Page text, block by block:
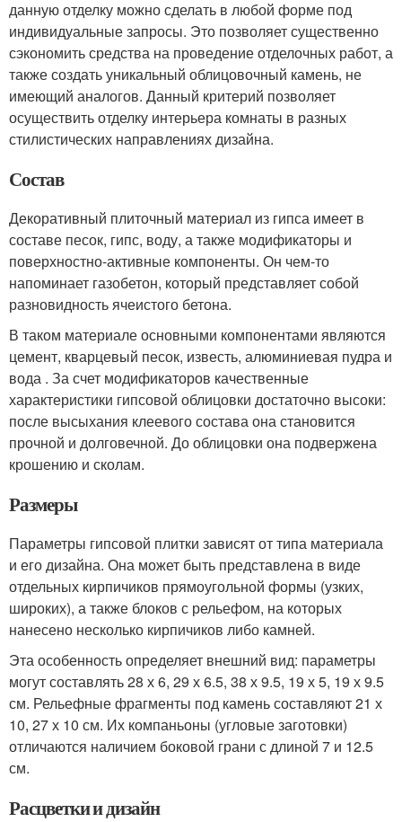
данную отделку можно сделать в любой форме под
индивидуальные запросы. Это позволяет существенно
сэкономить средства на проведение отделочных работ, а
также создать уникальный облицовочный камень, не
имеющий аналогов. Данный критерий позволяет
осуществить отделку интерьера комнаты в разных
стилистических направлениях дизайна.
Состав
Декоративный плиточный материал из гипса имеет в
составе песок, гипс, воду, а также модификаторы и
поверхностно-активные компоненты. Он чем-то
напоминает газобетон, который представляет собой
разновидность ячеистого бетона.
В таком материале основными компонентами являются
цемент, кварцевый песок, известь, алюминиевая пудра и
вода . За счет модификаторов качественные
характеристики гипсовой облицовки достаточно высоки:
после высыхания клеевого состава она становится
прочной и долговечной. До облицовки она подвержена
крошению и сколам.
Размеры
Параметры гипсовой плитки зависят от типа материала
и его дизайна. Она может быть представлена в виде
отдельных кирпичиков прямоугольной формы (узких,
широких), а также блоков с рельефом, на которых
нанесено несколько кирпичиков либо камней.
Эта особенность определяет внешний вид: параметры
могут составлять 28 х 6, 29 х 6.5, 38 х 9.5, 19 х 5, 19 х 9.5
см. Рельефные фрагменты под камень составляют 21 х
10, 27 х 10 см. Их компаньоны (угловые заготовки)
отличаются наличием боковой грани с длиной 7 и 12.5
см.
Расцветки и дизайн